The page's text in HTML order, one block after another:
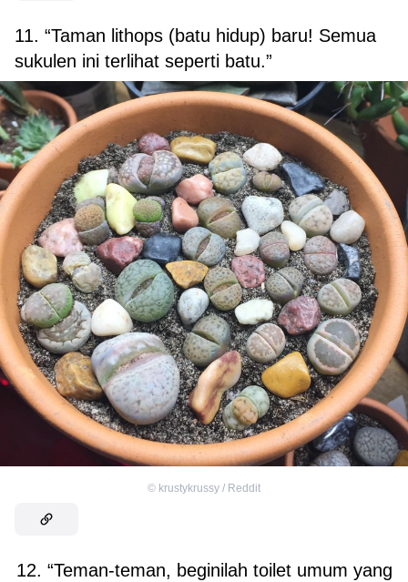
11. “Taman lithops (batu hidup) baru! Semua
sukulen ini terlihat seperti batu.”
© krustykrussy / Reddit
12. “Teman-teman, beginilah toilet umum yang